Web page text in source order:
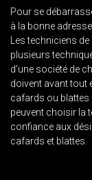
Pour se
à la bonne
Les techniciens
plusieurs
d’une société de
doivent avant tout
cafards ou blattes
peuvent choisir la
confiance aux
cafards et blattes.